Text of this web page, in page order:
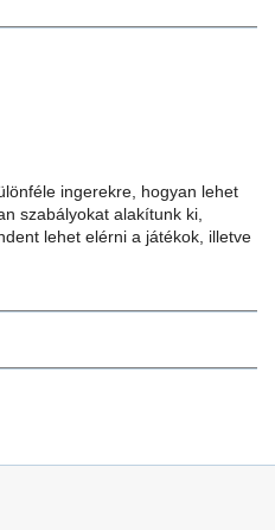
ingerekre, hogyan lehet
szabályokat alakítunk ki,
lehet elérni a játékok, illetve